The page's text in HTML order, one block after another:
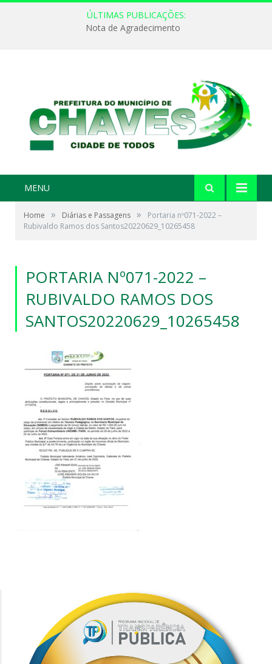
ÚLTIMAS PUBLICAÇÕES:
Nota de Agradecimento
MENU
Home » Diárias e Passagens »
Portaria nº071-2022 –
Rubivaldo Ramos dos Santos20220629_10265458
PORTARIA Nº071-2022 –
RUBIVALDO RAMOS DOS
SANTOS20220629_10265458